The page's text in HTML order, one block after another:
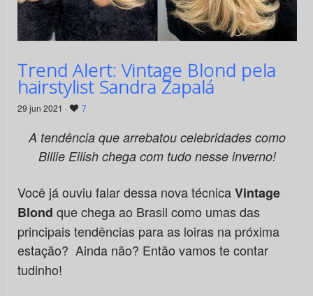
Trend Alert: Vintage Blond pela
hairstylist Sandra Zapalá
29 jun 2021 · 7
A tendência que arrebatou celebridades como
Billie Eilish chega com tudo nesse inverno!
Você já ouviu falar dessa nova técnicaVintage
Blond que chega ao Brasil como umas das
principais tendências para as loiras na próxima
estação? Ainda não? Então vamos te contar
tudinho!